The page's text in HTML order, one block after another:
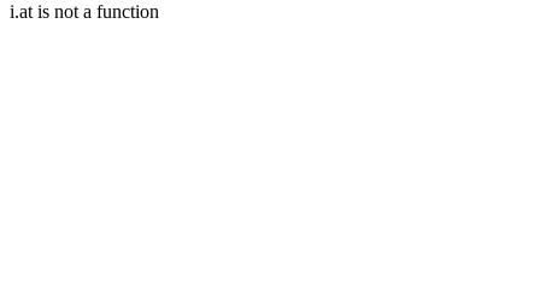
i.at is not a function